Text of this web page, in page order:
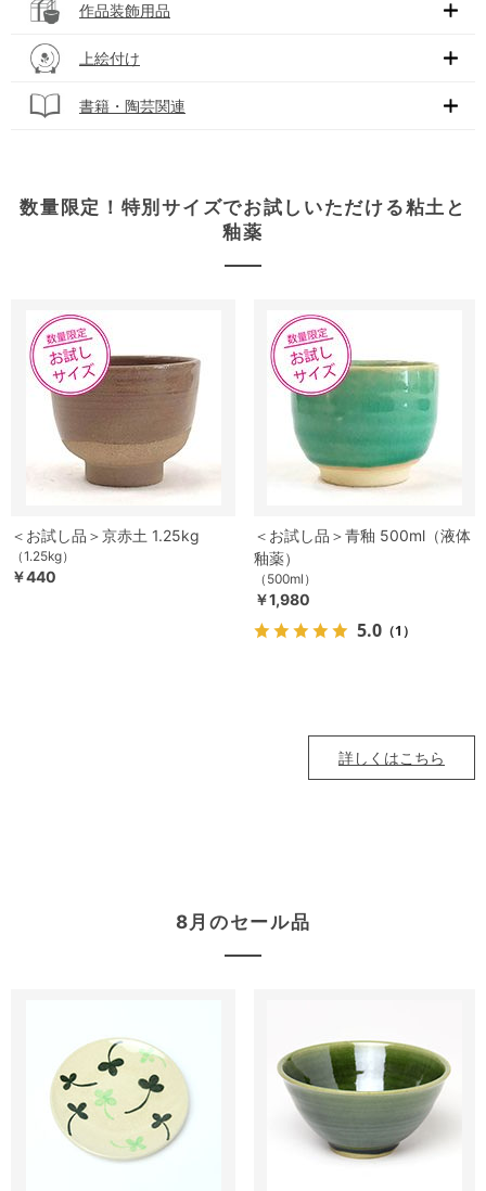
作品装飾用品
上絵付け
書籍・陶芸関連
数量限定！特別サイズでお試しいただける粘土と
釉薬
＜お試し品＞京赤土 1.25kg
（1.25kg）
￥440
＜お試し品＞青釉 500ml（液体
釉薬）
（500ml）
￥1,980
5.0 （1）
詳しくはこちら
8月のセール品